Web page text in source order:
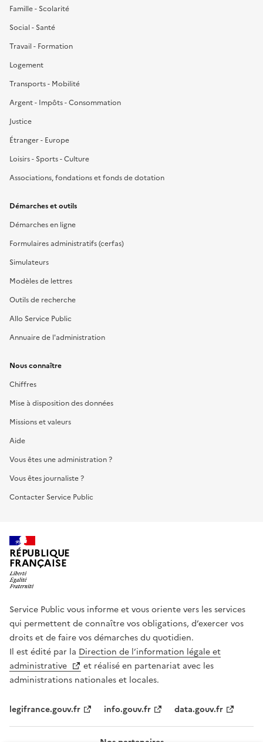
Famille - Scolarité
Social - Santé
Travail - Formation
Logement
Transports - Mobilité
Argent - Impôts - Consommation
Justice
Étranger - Europe
Loisirs - Sports - Culture
Associations, fondations et fonds de dotation
Démarches et outils
Démarches en ligne
Formulaires administratifs (cerfas)
Simulateurs
Modèles de lettres
Outils de recherche
Allo Service Public
Annuaire de l'administration
Nous connaître
Chiffres
Mise à disposition des données
Missions et valeurs
Aide
Vous êtes une administration ?
Vous êtes journaliste ?
Contacter Service Public
RÉPUBLIQUE
FRANÇAISE
Service Public vous informe et vous oriente vers les services
qui permettent de connaître vos obligations, d’exercer vos
droits et de faire vos démarches du quotidien.
Il est édité par la Direction de l’information légale et
administrative
et réalisé en partenariat avec les
administrations nationales et locales.
legifrance.gouv.fr info.gouv.fr data.gouv.fr